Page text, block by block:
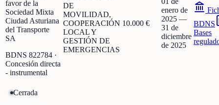
favor de la
Sociedad Mixta
Ciudad Asturiana
del Transporte
SA
BDNS 822784 ·
Concesión directa
- instrumental
DE
MOVILIDAD,
COOPERACIÓN
LOCAL Y
GESTIÓN DE
EMERGENCIAS
10.000 €
enero de
2025 —
31 de
diciembre
de 2025
BDNS
Bases
Cerrada